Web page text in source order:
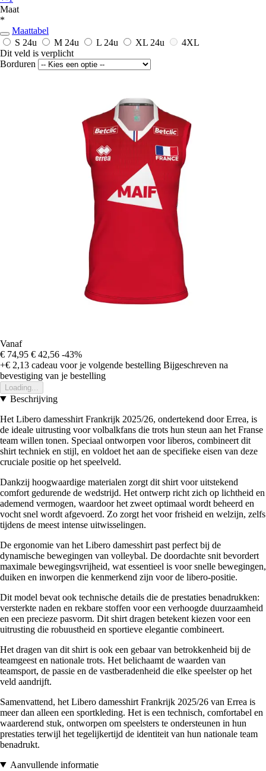
Maat
*
Maattabel
S 24u M 24u L 24u XL 24u
4XL
Dit veld is verplicht
Borduren
Vanaf
€ 74,95 € 42,56 -43%
+€ 2,13 cadeau voor je volgende bestelling Bijgeschreven na
bevestiging van je bestelling
Loading...
Beschrijving
Het Libero damesshirt Frankrijk 2025/26, ondertekend door Errea, is
de ideale uitrusting voor volbalkfans die trots hun steun aan het Franse
team willen tonen. Speciaal ontworpen voor liberos, combineert dit
shirt techniek en stijl, en voldoet het aan de specifieke eisen van deze
cruciale positie op het speelveld.
Dankzij hoogwaardige materialen zorgt dit shirt voor uitstekend
comfort gedurende de wedstrijd. Het ontwerp richt zich op lichtheid en
ademend vermogen, waardoor het zweet optimaal wordt beheerd en
vocht snel wordt afgevoerd. Zo zorgt het voor frisheid en welzijn, zelfs
tijdens de meest intense uitwisselingen.
De ergonomie van het Libero damesshirt past perfect bij de
dynamische bewegingen van volleybal. De doordachte snit bevordert
maximale bewegingsvrijheid, wat essentieel is voor snelle bewegingen,
duiken en inworpen die kenmerkend zijn voor de libero-positie.
Dit model bevat ook technische details die de prestaties benadrukken:
versterkte naden en rekbare stoffen voor een verhoogde duurzaamheid
en een precieze pasvorm. Dit shirt dragen betekent kiezen voor een
uitrusting die robuustheid en sportieve elegantie combineert.
Het dragen van dit shirt is ook een gebaar van betrokkenheid bij de
teamgeest en nationale trots. Het belichaamt de waarden van
teamsport, de passie en de vastberadenheid die elke speelster op het
veld aandrijft.
Samenvattend, het Libero damesshirt Frankrijk 2025/26 van Errea is
meer dan alleen een sportkleding. Het is een technisch, comfortabel en
waarderend stuk, ontworpen om speelsters te ondersteunen in hun
prestaties terwijl het tegelijkertijd de identiteit van hun nationale team
benadrukt.
Aanvullende informatie